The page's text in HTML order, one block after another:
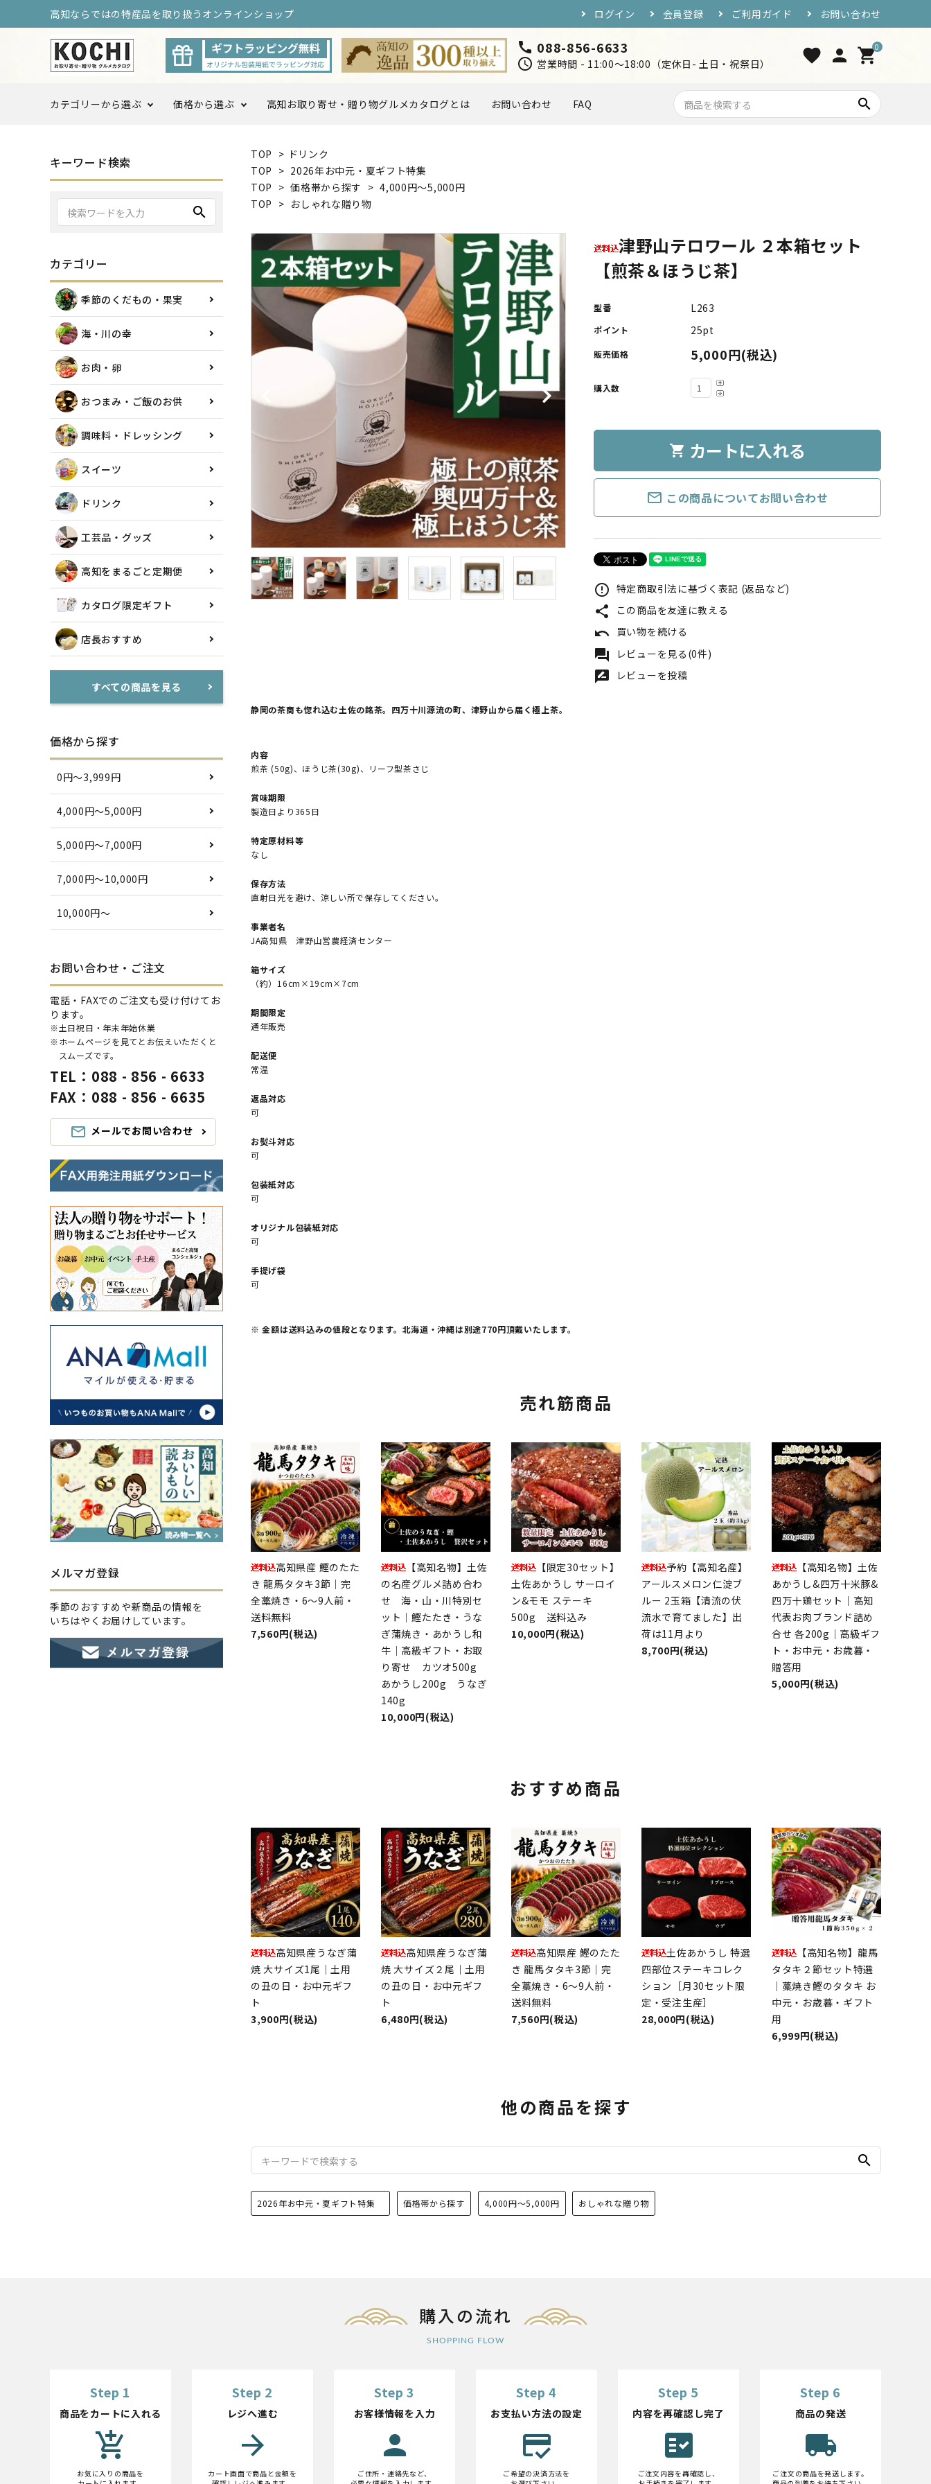
高知ならではの特産品を取り扱うオンラインショップ ログイン 会員登録 ご利用ガイド お問い合わせ
call 088-856-6633
schedule 営業時間 - 11:00～18:00（定休日- 土日・祝祭日） favorite person 0
shopping_cart
カテゴリーから選ぶ
季節のくだもの・果実 海・川の幸
調味料・ドレッシング スイーツ
高知をまるごと定期便
高知お取り寄せ・贈り物グルメカタ
ログ限定ギフト
店長おすすめ
価格から選ぶ
〜3,999円 4,000円〜5,000円
10,000円以上〜
高知お取り寄せ・贈り物グルメカタログとは お問い合わせ FAQ search
TOP > ドリンク
TOP > 2026年お中元・夏ギフト特集
TOP > 価格帯から探す > 4,000円〜5,000円
TOP > おしゃれな贈り物
津野山テロワール ２本箱セット
【煎茶＆ほうじ茶】
型番 L263
ポイント 25pt
販売価格 5,000円(税込)
購入数
shopping_cart カートに入れる
mail_outline この商品についてお問い合わせ
error_outline 特定商取引法に基づく表記 (返品など)
share この商品を友達に教える
undo 買い物を続ける
forum レビューを見る(0件)
rate_review レビューを投稿
静岡の茶商も惚れ込む土佐の銘茶。四万十川源流の町、津野山から届く極上茶。
内容
煎茶 (50g)、ほうじ茶(30g)、リーフ型茶さじ
賞味期限
製造日より365日
特定原材料等
なし
保存方法
直射日光を避け、涼しい所で保存してください。
事業者名
JA高知県 津野山営農経済センター
箱サイズ
（約）16cm×19cm×7cm
期間限定
通年販売
配送便
常温
返品対応
可
お熨斗対応
可
包装紙対応
可
オリジナル包装紙対応
可
手提げ袋
可
※ 金額は送料込みの値段となります。北海道・沖縄は別途770円頂戴いたします。
売れ筋商品
高知県産 鰹のたた
き 龍馬タタキ3節｜完
全藁焼き・6～9人前・
送料無料
7,560円(税込)
【高知名物】土佐
の名産グルメ詰め合わ
せ 海・山・川特別セ
ット｜鰹たたき・うな
ぎ蒲焼き・あかうし和
牛｜高級ギフト・お取
り寄せ カツオ500g
あかうし200g うなぎ
140g
10,000円(税込)
【限定30セット】
土佐あかうし サーロイ
ン&モモ ステーキ
500g 送料込み
10,000円(税込)
予約【高知名産】
アールスメロン仁淀ブ
ルー 2玉箱【清流の伏
流水で育てました】出
荷は11月より
8,700円(税込)
【高知名物】土佐
あかうし&四万十米豚&
四万十鶏セット｜高知
代表お肉ブランド詰め
合せ 各200g｜高級ギフ
ト・お中元・お歳暮・
贈答用
5,000円(税込)
おすすめ商品
高知県産うなぎ蒲
焼 大サイズ1尾｜土用
の丑の日・お中元ギフ
ト
3,900円(税込)
高知県産うなぎ蒲
焼 大サイズ２尾｜土用
の丑の日・お中元ギフ
ト
6,480円(税込)
高知県産 鰹のたた
き 龍馬タタキ3節｜完
全藁焼き・6～9人前・
送料無料
7,560円(税込)
土佐あかうし 特選
四部位ステーキコレク
ション［月30セット限
定・受注生産］
28,000円(税込)
【高知名物】龍馬
タタキ２節セット特選
｜藁焼き鰹のタタキ お
中元・お歳暮・ギフト
用
6,999円(税込)
他の商品を探す
search
2026年お中元・夏ギフト特集 価格帯から探す 4,000円〜5,000円 おしゃれな贈り物
キーワード検索
search
カテゴリー
季節のくだもの・果実
海・川の幸
お肉・卵
おつまみ・ご飯のお供
調味料・ドレッシング
スイーツ
ドリンク
工芸品・グッズ
高知をまるごと定期便
カタログ限定ギフト
店長おすすめ
すべての商品を見る
価格から探す
0円〜3,999円
4,000円〜5,000円
5,000円〜7,000円
7,000円〜10,000円
10,000円〜
お問い合わせ・ご注文
電話・FAXでのご注文も受け付けてお
ります。
※土日祝日・年末年始休業
※ホームページを見てとお伝えいただくと
スムーズです。
TEL：088 - 856 - 6633
FAX：088 - 856 - 6635
mail_outline メールでお問い合わせ
メルマガ登録
季節のおすすめや新商品の情報を
いちはやくお届けしています。
購入の流れ
SHOPPING FLOW
Step 1
商品をカートに入れる
add_shopping_cart
お気に入りの商品を
Step 2
レジへ進む
arrow_forward
カート画面で商品と金額を
Step 3
お客様情報を入力
person
ご住所・連絡先など、
Step 4
お支払い方法の設定
credit_score
ご希望の決済方法を
Step 5
内容を再確認し完了
fact_check
ご注文内容を再確認し、
Step 6
商品の発送
local_shipping
ご注文の商品を発送します。